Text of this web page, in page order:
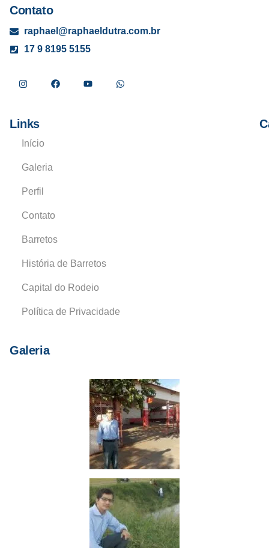
Contato
raphael@raphaeldutra.com.br
17 9 8195 5155
Links
Início
Galeria
Perfil
Contato
Barretos
História de Barretos
Capital do Rodeio
Política de Privacidade
Galeria